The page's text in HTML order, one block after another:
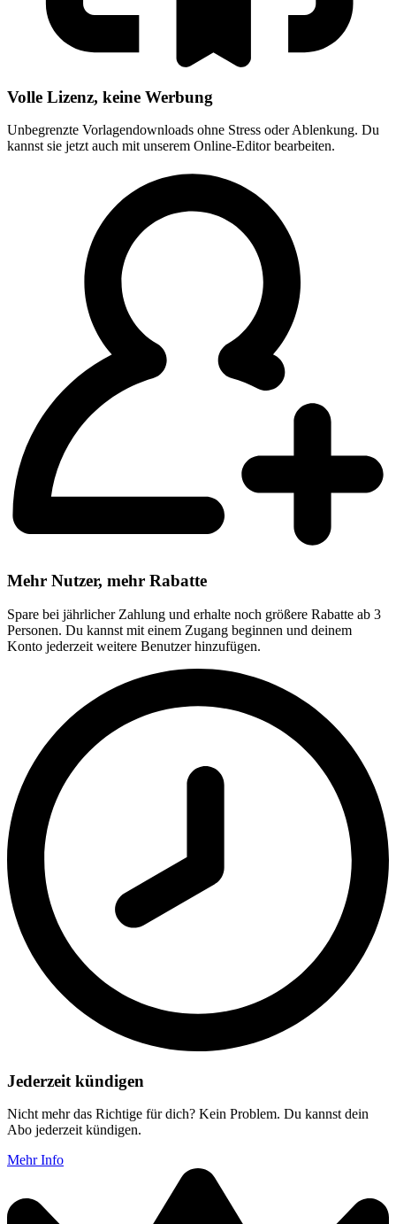
Volle Lizenz, keine Werbung
Unbegrenzte Vorlagendownloads ohne Stress oder Ablenkung. Du
kannst sie jetzt auch mit unserem Online-Editor bearbeiten.
Mehr Nutzer, mehr Rabatte
Spare bei jährlicher Zahlung und erhalte noch größere Rabatte ab 3
Personen. Du kannst mit einem Zugang beginnen und deinem
Konto jederzeit weitere Benutzer hinzufügen.
Jederzeit kündigen
Nicht mehr das Richtige für dich? Kein Problem. Du kannst dein
Abo jederzeit kündigen.
Mehr Info